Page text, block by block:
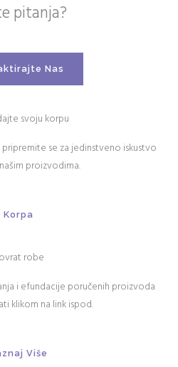
pitanja?
Nas
svoju korpu
se za jedinstveno iskustvo
proizvodima.
Korpa
robe
i efundacije poručenih proizvoda
klikom na link ispod.
Više